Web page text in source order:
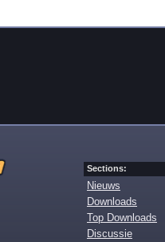
Sections:
Nieuws
Downloads
Top Downloads
Discussie